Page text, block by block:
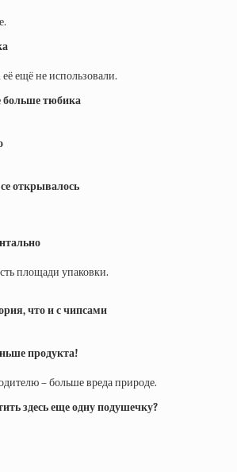
ещё не использовали.
больше тюбика
открывалось
площади упаковки.
что и с чипсами
продукта!
– больше вреда природе.
здесь еще одну подушечку?